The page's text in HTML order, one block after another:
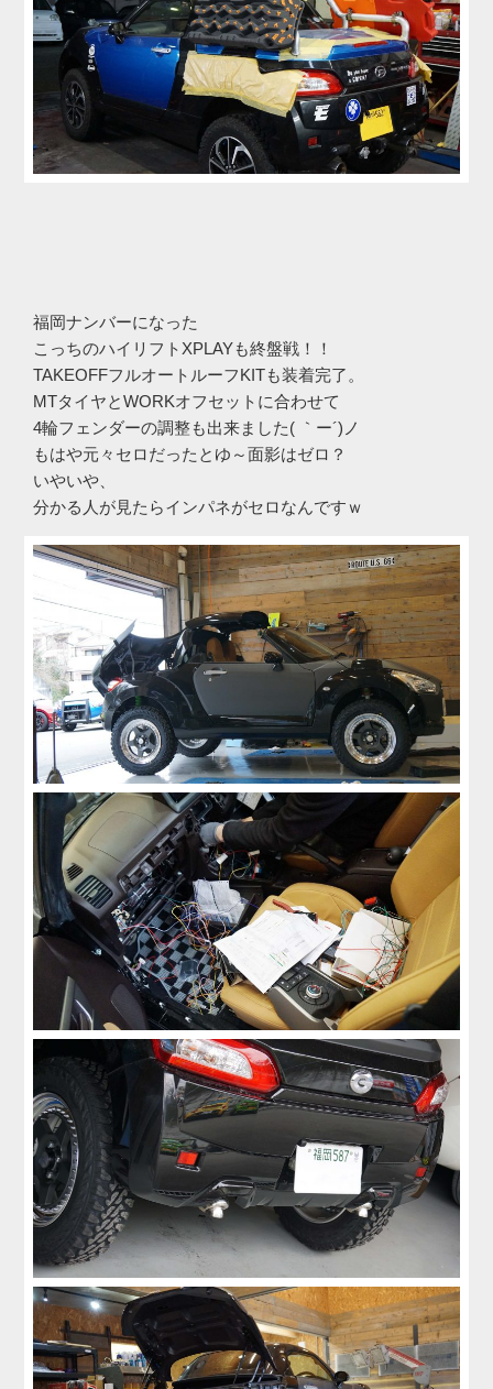
福岡ナンバーになった
こっちのハイリフトXPLAYも終盤戦！！
TAKEOFFフルオートルーフKITも装着完了。
MTタイヤとWORKオフセットに合わせて
4輪フェンダーの調整も出来ました( ｀ー´)ノ
もはや元々セロだったとゆ～面影はゼロ？
いやいや、
分かる人が見たらインパネがセロなんですｗ